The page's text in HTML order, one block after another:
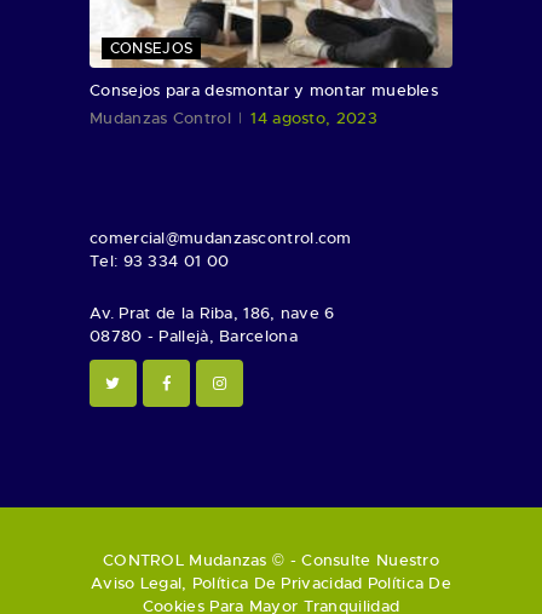
CONSEJOS
Consejos para desmontar y montar muebles
Mudanzas Control
14 agosto, 2023
comercial@mudanzascontrol.com
Tel: 93 334 01 00
Av. Prat de la Riba, 186, nave 6
08780 - Pallejà, Barcelona
CONTROL Mudanzas © - Consulte Nuestro
Aviso Legal, Política De Privacidad Política De
CookiesPara Mayor Tranquilidad